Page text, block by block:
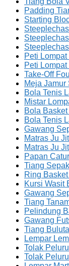
Padding
Starting
Peti
Peti
Take-Off
Meja Jamur
Bola Tenis
Mistar
Bola
Bola Tenis
Gawang
Matras Ju
Matras Ju
Papan
Tiang
Ring
Kursi Wasit
Gawang
Tiang
Pelindung
Gawang
Tiang
Lempar
Tolak
Tolak